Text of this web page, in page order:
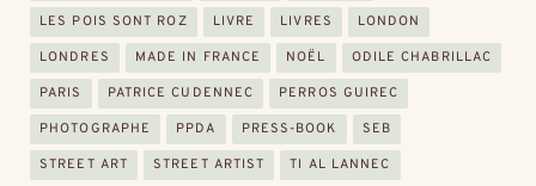
LES POIS SONT ROZ LIVRE LIVRES LONDON
LONDRES MADE IN FRANCE NOËL ODILE CHABRILLAC
PARIS PATRICE CUDENNEC PERROS GUIREC
PHOTOGRAPHE PPDA PRESS-BOOK SEB
STREET ART STREET ARTIST TI AL LANNEC